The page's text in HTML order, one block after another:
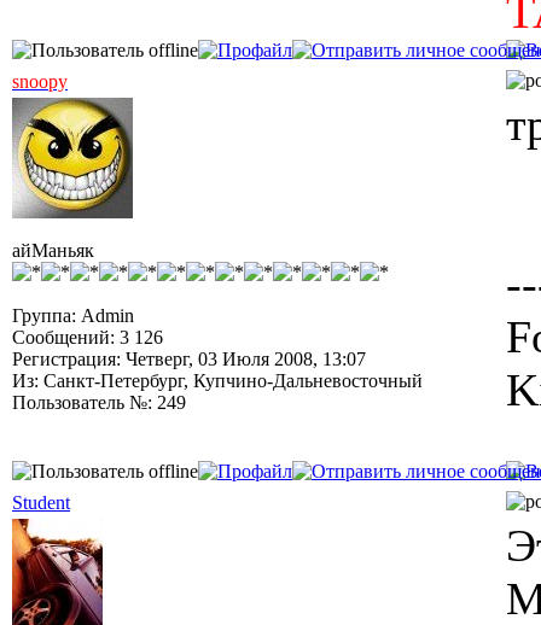
snoopy
айМаньяк
Группа: Admin
Сообщений: 3 126
Регистрация: Четверг, 03 Июля 2008, 13:07
Из: Санкт-Петербург, Купчино-Дальневосточный
Пользователь №: 249
Student